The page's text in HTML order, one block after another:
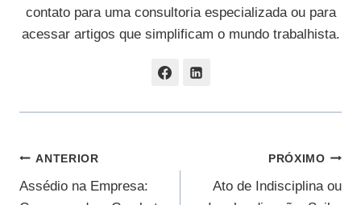
contato para uma consultoria especializada ou para
acessar artigos que simplificam o mundo trabalhista.
Navegação
De
ANTERIOR
Assédio na Empresa:
PRÓXIMO
Ato de Indisciplina ou